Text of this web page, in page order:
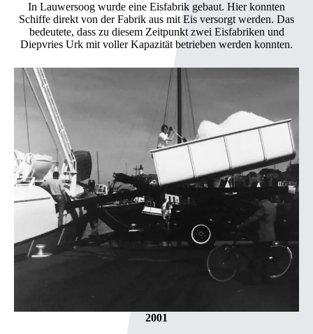
In Lauwersoog wurde eine Eisfabrik gebaut. Hier konnten
Schiffe direkt von der Fabrik aus mit Eis versorgt werden. Das
bedeutete, dass zu diesem Zeitpunkt zwei Eisfabriken und
Diepvries Urk mit voller Kapazität betrieben werden konnten.
2001